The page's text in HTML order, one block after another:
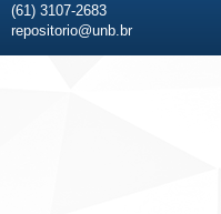
(61) 3107-2683
repositorio@unb.br